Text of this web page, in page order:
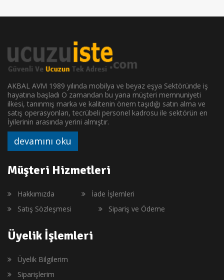
AKBAL AVM 1989 yılında mobilya ve beyaz eşya Sektöründe iş
hayatına başladı O zamandan bu yana müşteri memnuniyeti
ilkesi, tanınmış marka ve kalitenin önem taşıdığı satın alma ve
satış operasyonları, tecrübeli personel kadrosu ile sektörün en
İyilerinin arasında yerini almıştır.
devamını oku
Müşteri Hizmetleri
Hakkımızda
İade İşlemleri
Satış Sözleşmesi
Sipariş ve Ödeme
Üyelik İşlemleri
Üyelik Bilgilerim
Siparişlerim